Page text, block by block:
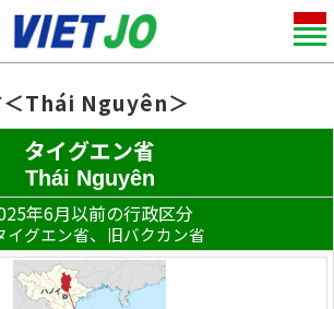
＜Thái Nguyên＞
タイグエン省
Thái Nguyên
年6月以前の行政区分
イグエン省、 旧バクカン省